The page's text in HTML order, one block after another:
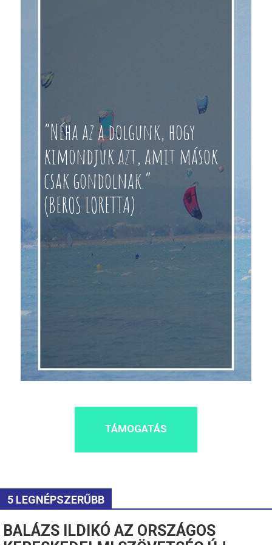
“Néha az a dolgunk, hogy
kimondjuk azt, amit mások
csak gondolnak.”
(BEROS LORETTA)
TÁMOGATÁS
5 LEGNÉPSZERŰBB
BALÁZS ILDIKÓ AZ ORSZÁGOS